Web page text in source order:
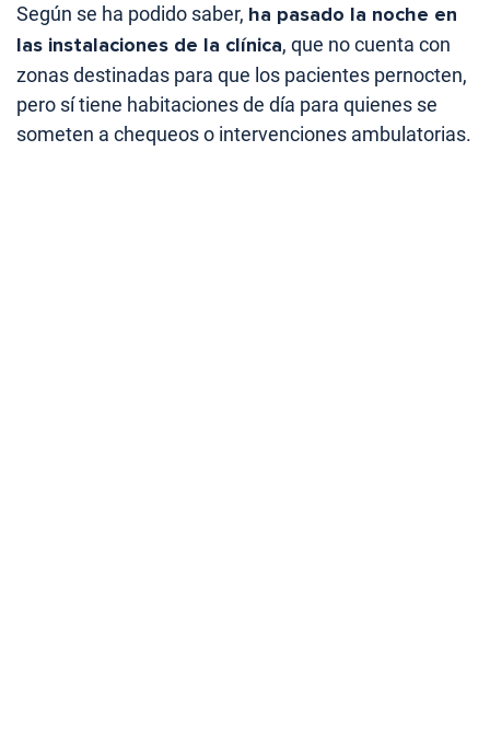
Según se ha podido saber, ha pasado la noche en
las instalaciones de la clínica, que no cuenta con
zonas destinadas para que los pacientes pernocten,
pero sí tiene habitaciones de día para quienes se
someten a chequeos o intervenciones ambulatorias.